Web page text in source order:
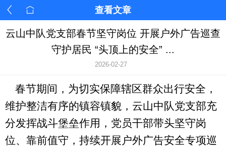
云山中队党支部春节坚守岗位 开展户外广告巡查
守护居民 “头顶上的安全” ...
2026-02-27
春节期间，为切实保障辖区群众出行安全，
维护整洁有序的镇容镇貌，云山中队党支部充
分发挥战斗堡垒作用，党员干部带头坚守岗
位、靠前值守，持续开展户外广告安全专项巡
查看文章